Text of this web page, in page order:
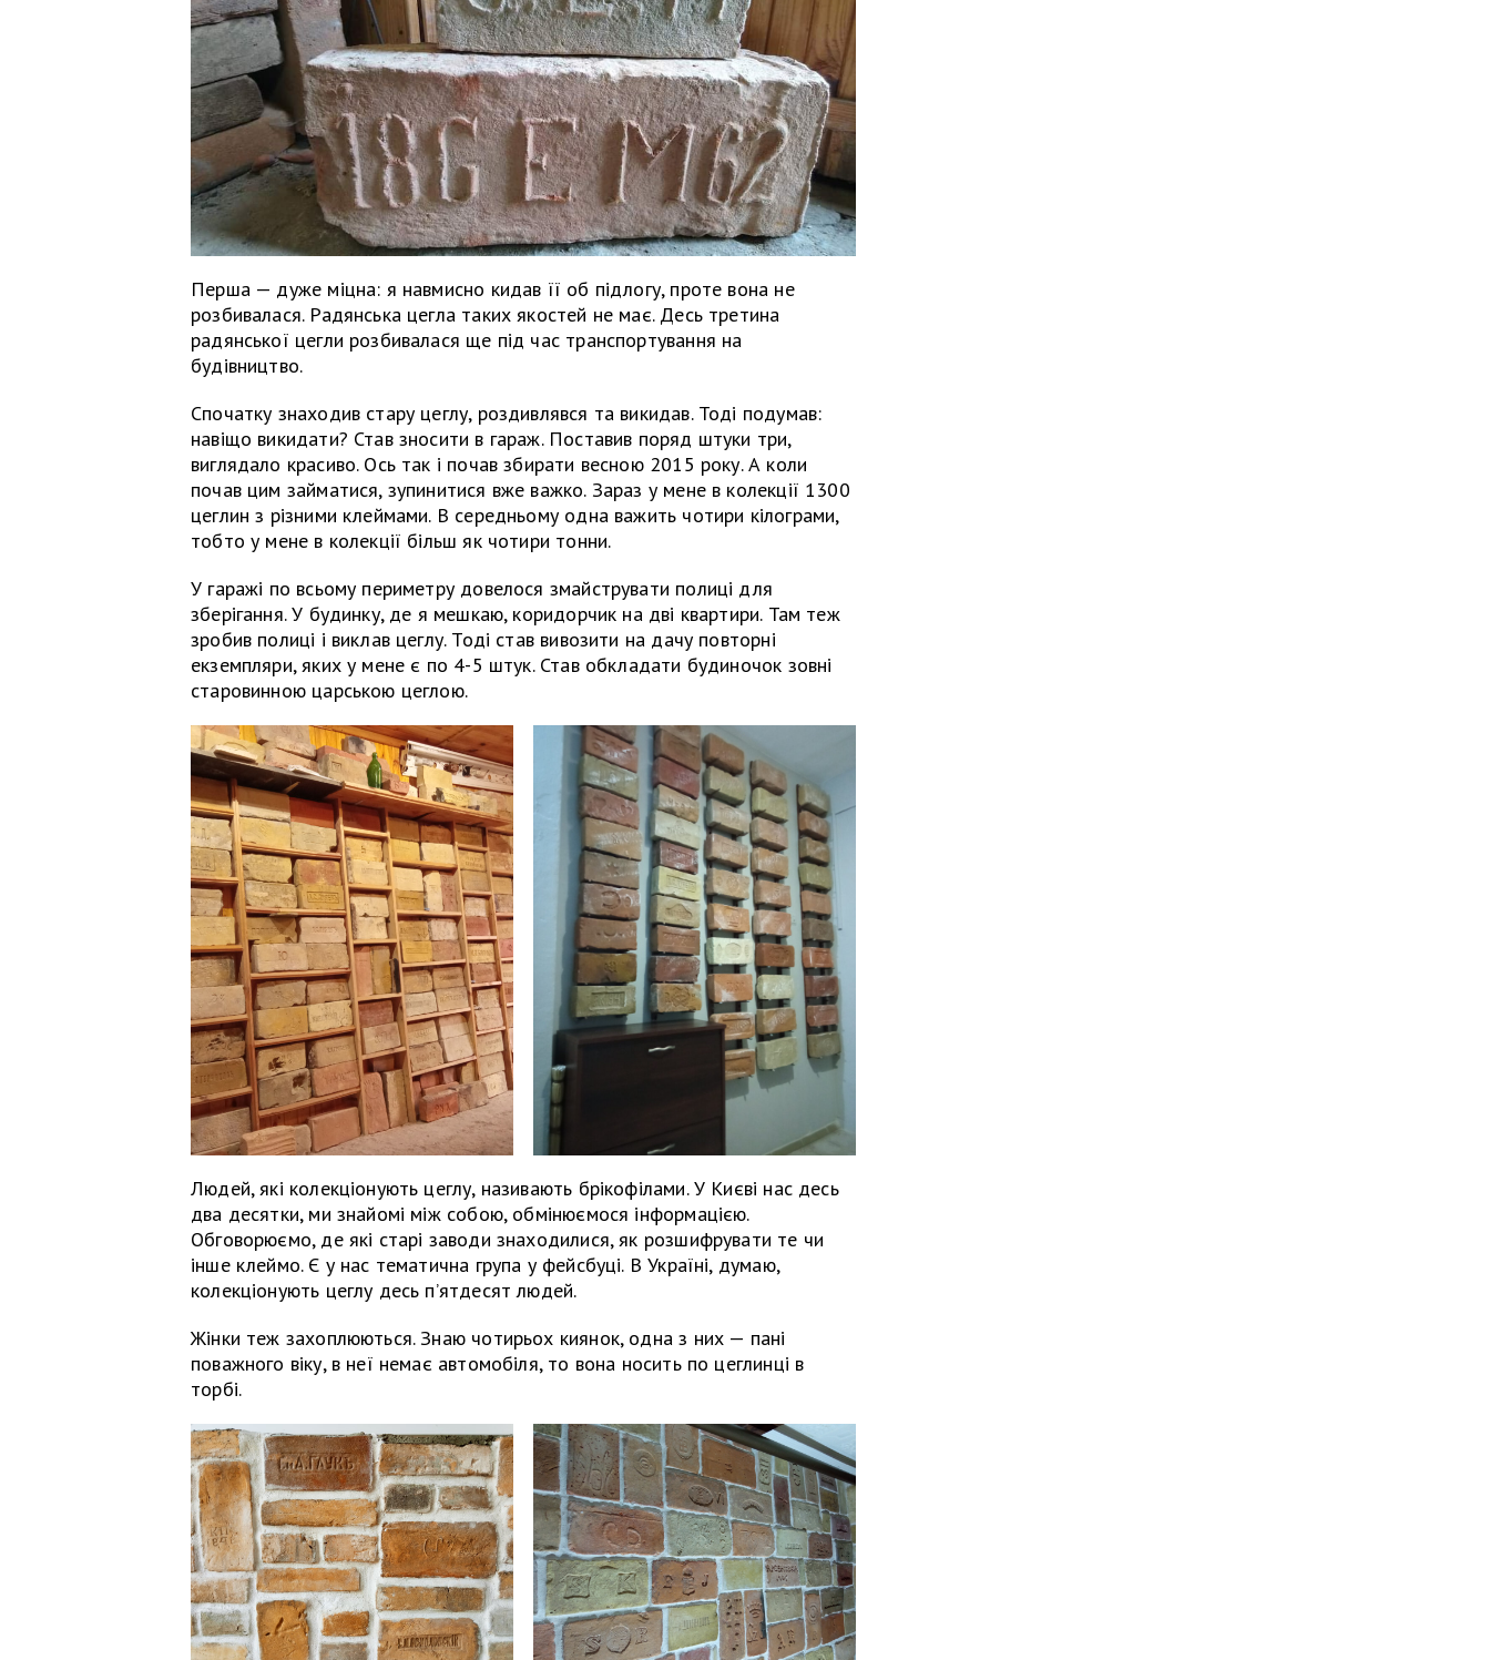
Перша — дуже міцна: я навмисно кидав її об підлогу, проте вона не
розбивалася. Радянська цегла таких якостей не має. Десь третина
радянської цегли розбивалася ще під час транспортування на
будівництво.
Спочатку знаходив стару цеглу, роздивлявся та викидав. Тоді подумав:
навіщо викидати? Став зносити в гараж. Поставив поряд штуки три,
виглядало красиво. Ось так і почав збирати весною 2015 року. А коли
почав цим займатися, зупинитися вже важко. Зараз у мене в колекції 1300
цеглин з різними клеймами. В середньому одна важить чотири кілограми,
тобто у мене в колекції більш як чотири тонни.
У гаражі по всьому периметру довелося змайструвати полиці для
зберігання. У будинку, де я мешкаю, коридорчик на дві квартири. Там теж
зробив полиці і виклав цеглу. Тоді став вивозити на дачу повторні
екземпляри, яких у мене є по 4-5 штук. Став обкладати будиночок зовні
старовинною царською цеглою.
Людей, які колекціонують цеглу, називають брікофілами. У Києві нас десь
два десятки, ми знайомі між собою, обмінюємося інформацією.
Обговорюємо, де які старі заводи знаходилися, як розшифрувати те чи
інше клеймо. Є у нас тематична група у фейсбуці. В Україні, думаю,
колекціонують цеглу десь п’ятдесят людей.
Жінки теж захоплюються. Знаю чотирьох киянок, одна з них — пані
поважного віку, в неї немає автомобіля, то вона носить по цеглинці в
торбі.